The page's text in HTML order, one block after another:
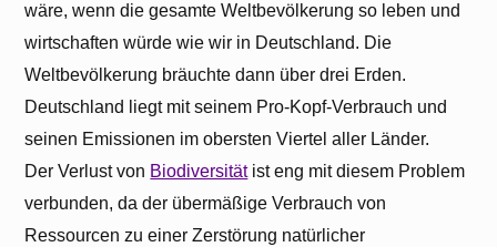
wäre, wenn die gesamte Weltbevölkerung so leben und
wirtschaften würde wie wir in Deutschland. Die
Weltbevölkerung bräuchte dann über drei Erden.
Deutschland liegt mit seinem Pro-Kopf-Verbrauch und
seinen Emissionen im obersten Viertel aller Länder.
Der Verlust von Biodiversitätist eng mit diesem Problem
verbunden, da der übermäßige Verbrauch von
Ressourcen zu einer Zerstörung natürlicher